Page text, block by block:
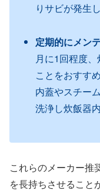
りサビが発生
定期的にメン
月に1回程度
ことをおすす
内蓋やスチー
洗浄し炊飯器
これらのメーカー推
を長持ちさせること